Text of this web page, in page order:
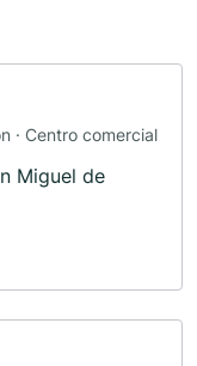
· Centro comercial
Miguel de